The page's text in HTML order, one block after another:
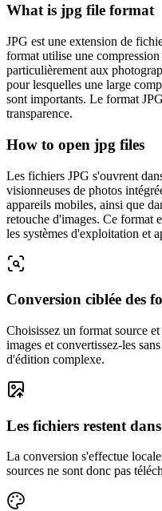
What is jpg file format
JPG est une extension de
format utilise une
particulièrement aux
pour lesquelles une large
sont importants. Le format
transparence.
How to open jpg files
Les fichiers JPG s'ouvrent
visionneuses de photos
appareils mobiles, ainsi que
retouche d'images. Ce format
les systèmes d'exploitation et
Conversion ciblée des
Choisissez un format source
images et convertissez-les
d'édition complexe.
Les fichiers restent
La conversion s'effectue
sources ne sont donc pas